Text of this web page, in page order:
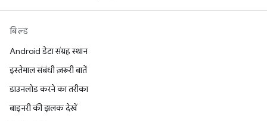
बिल्ड
Android डेटा संग्रह स्थान
इस्तेमाल संबंधी ज़रूरी बातें
डाउनलोड करने का तरीका
बाइनरी की झलक देखें